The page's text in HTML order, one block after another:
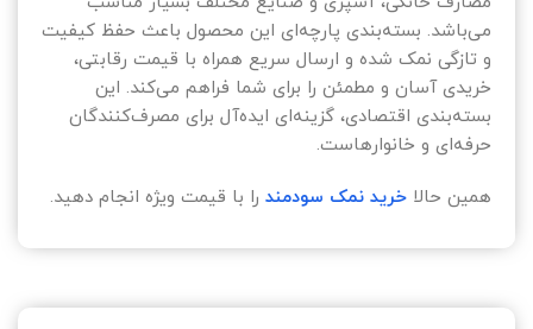
می‌باشد. بسته‌بندی پارچه‌ای این محصول باعث حفظ کیفیت
و تازگی نمک شده و ارسال سریع همراه با قیمت رقابتی،
خریدی آسان و مطمئن را برای شما فراهم می‌کند. این
بسته‌بندی اقتصادی، گزینه‌ای ایده‌آل برای مصرف‌کنندگان
حرفه‌ای و خانوارهاست.
همین حالا خرید نمک سودمند را با قیمت ویژه انجام دهید.